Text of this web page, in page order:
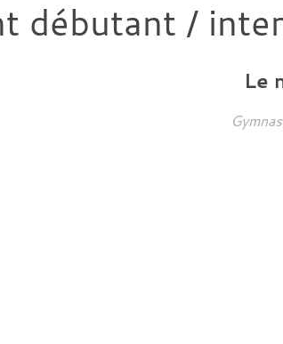
débutant /
Le